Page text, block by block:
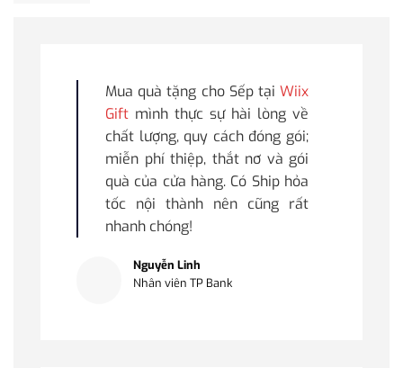
Mua quà tặng cho Sếp tại Wiix
Gift mình thực sự hài lòng về
chất lượng, quy cách đóng gói;
miễn phí thiệp, thắt nơ và gói
quà của cửa hàng. Có Ship hỏa
tốc nội thành nên cũng rất
nhanh chóng!
Nguyễn Linh
Nhân viên TP Bank